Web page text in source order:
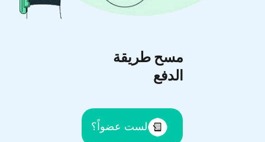
مسح طريقة
الدفع
لست عضواً؟